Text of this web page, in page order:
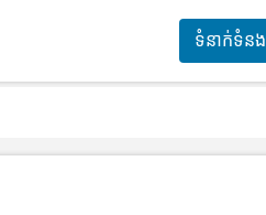
ទំនាក់ទំនង